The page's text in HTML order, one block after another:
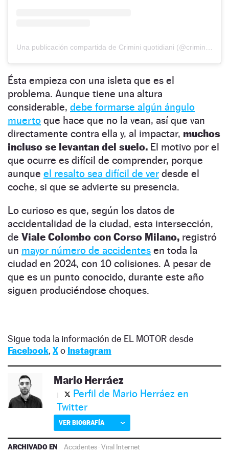
Una publicación compartida de Crimini quotidiani (@crimine_quotidiano)
Ésta empieza con una isleta que es el
problema. Aunque tiene una altura
considerable, debe formarse algún ángulo
muerto que hace que no la vean, así que van
directamente contra ella y, al impactar, muchos
incluso se levantan del suelo. El motivo por el
que ocurre es difícil de comprender, porque
aunque el resalto sea difícil de ver desde el
coche, si que se advierte su presencia.
Lo curioso es que, según los datos de
accidentalidad de la ciudad, esta intersección,
de Viale Colombo con Corso Milano, registró
un mayor número de accidentes en toda la
ciudad en 2024, con 10 colisiones. A pesar de
que es un punto conocido, durante este año
siguen produciéndose choques.
Sigue toda la información de EL MOTOR desde
Facebook, Xo Instagram
Mario Herráez
Perfil de Mario Herráez en
Twitter
VER BIOGRAFÍA
ARCHIVADO EN Accidentes·Viral Internet